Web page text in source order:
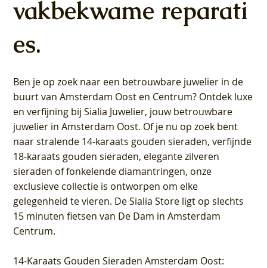
vakbekwame reparati
es.
Ben je op zoek naar een betrouwbare juwelier in de
buurt van Amsterdam Oost en Centrum? Ontdek luxe
en verfijning bij Sialia Juwelier, jouw betrouwbare
juwelier in Amsterdam Oost. Of je nu op zoek bent
naar stralende 14-karaats gouden sieraden, verfijnde
18-karaats gouden sieraden, elegante zilveren
sieraden of fonkelende diamantringen, onze
exclusieve collectie is ontworpen om elke
gelegenheid te vieren. De Sialia Store ligt op slechts
15 minuten fietsen van De Dam in Amsterdam
Centrum.
14-Karaats Gouden Sieraden Amsterdam Oost: